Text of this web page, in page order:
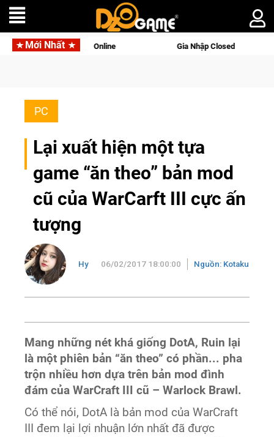
Mới Nhất
gọi Palworld Online Gia Nhập Closed Beta Norse Saga:
PC
Lại xuất hiện một tựa
game “ăn theo” bản mod
cũ của WarCarft III cực ấn
tượng
Hy 06/02/2017 18:00:00 Nguồn: Kotaku
Mang những nét khá giống DotA, Ruin lại
là một phiên bản “ăn theo” có phần... pha
trộn nhiều hơn dựa trên bản mod đình
đám của WarCraft III cũ – Warlock Brawl.
Có thể nói, DotA là bản mod của WarCraft
III đem lại lợi nhuận lớn nhất đã được